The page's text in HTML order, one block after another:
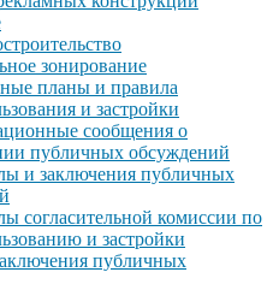
зонирование
планы и правила
и застройки
сообщения о
публичных обсуждений
и заключения публичных
согласительной комиссии по
и застройки
публичных